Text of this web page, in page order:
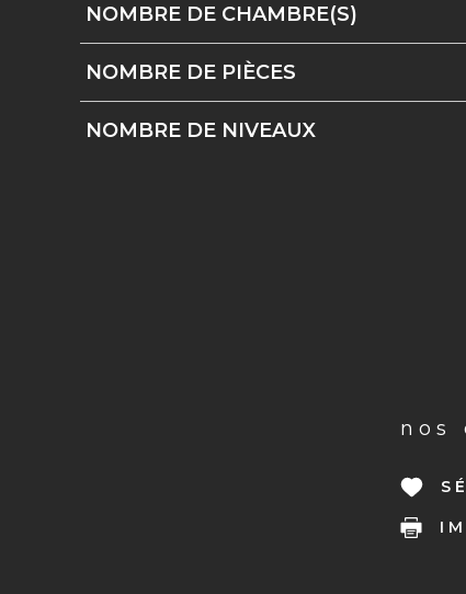
NOMBRE DE CHAMBRE(S)
NOMBRE DE PIÈCES
NOMBRE DE NIVEAUX
nos